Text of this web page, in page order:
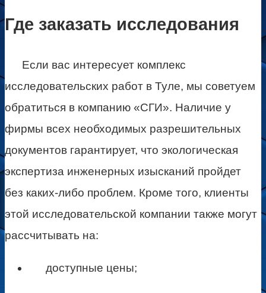
Где заказать исследования
Если вас интересует комплекс
исследовательских работ в Туле, мы советуем
обратиться в компанию «СГИ». Наличие у
фирмы всех необходимых разрешительных
документов гарантирует, что экологическая
экспертиза инженерных изысканий пройдет
без каких-либо проблем. Кроме того, клиенты
этой исследовательской компании также могут
рассчитывать на:
доступные цены;